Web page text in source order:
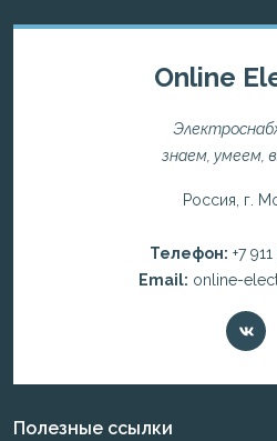
Online
знаем, умеем,
Россия, г.
Телефон: +7
Email: online-
Полезные ссылки